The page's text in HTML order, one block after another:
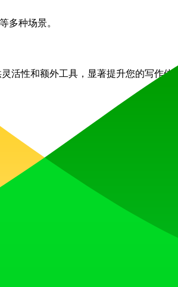
多种场景。
活性和额外工具，显著提升您的写作体
爱未来的社区共同构建发展势头。